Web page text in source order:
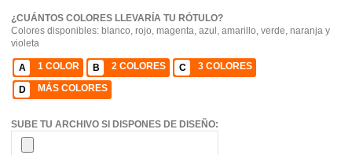
¿CUÁNTOS COLORES LLEVARÍA TU RÓTULO?
Colores disponibles: blanco, rojo, magenta, azul, amarillo, verde, naranja y
violeta
A 1 COLOR B 2 COLORES C 3 COLORES
D MÁS COLORES
SUBE TU ARCHIVO SI DISPONES DE DISEÑO: